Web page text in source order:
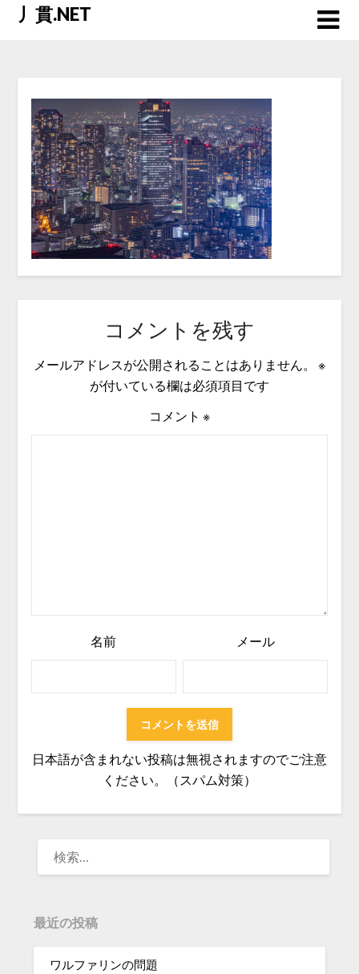
Skip丿貫.NET
コメントを残す
メールアドレスが公開されることはありません。
※
が付いている欄は必須項目です
コメント ※
名前 メール
日本語が含まれない投稿は無視されますのでご注意
ください。（スパム対策）
最近の投稿
ワルファリンの問題